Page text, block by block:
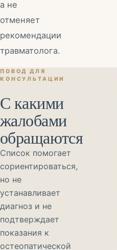
а не
отменяет
рекомендации
травматолога.
ПОВОД ДЛЯ
КОНСУЛЬТАЦИИ
С какими
жалобами
обращаются
Список помогает
сориентироваться,
но не
устанавливает
диагноз и не
подтверждает
показания к
остеопатической